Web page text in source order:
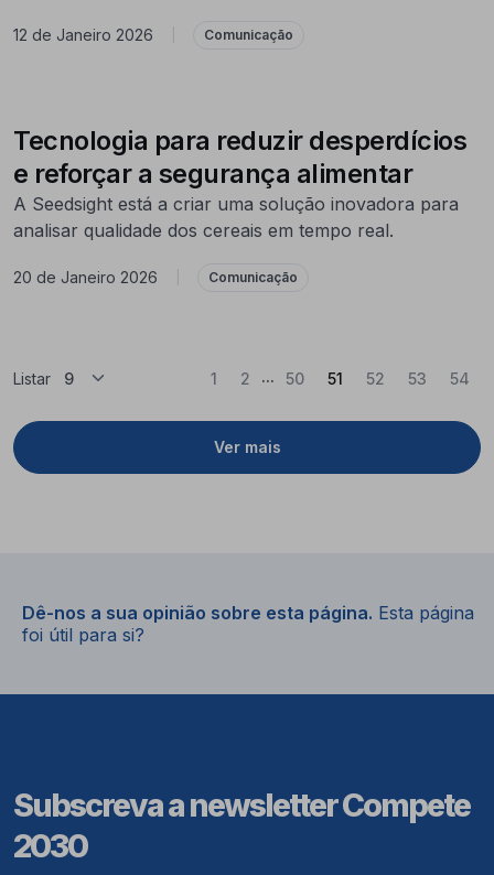
12 de Janeiro 2026 Comunicação
Tecnologia para reduzir desperdícios
e reforçar a segurança alimentar
A Seedsight está a criar uma solução inovadora para
analisar qualidade dos cereais em tempo real.
20 de Janeiro 2026 Comunicação
Listar
Ver mais
1 2 ... 50 51 (Atual)
52 53 54
Dê-nos a sua opinião sobre esta página. Esta página
foi útil para si?
Subscreva a newsletter Compete
2030